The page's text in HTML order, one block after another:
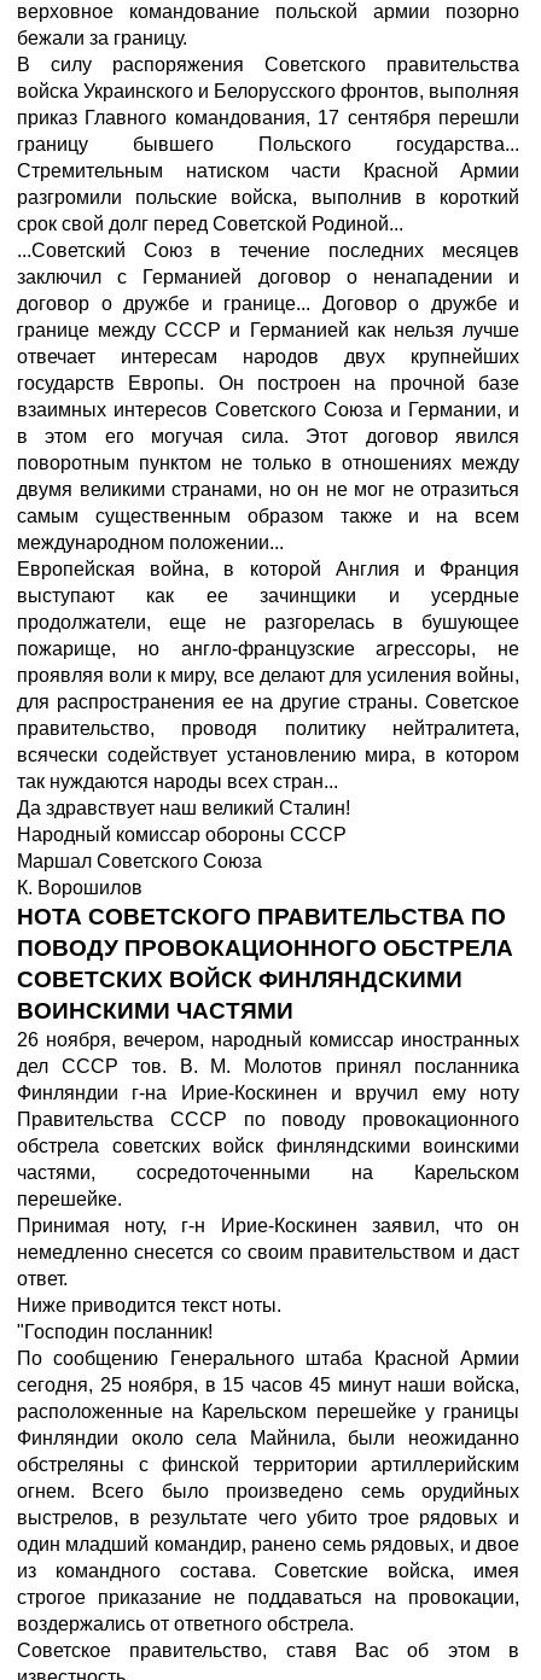
верховное командование польской армии позорно
бежали за границу.
В силу распоряжения Советского правительства
войска Украинского и Белорусского фронтов, выполняя
приказ Главного командования, 17 сентября перешли
границу бывшего Польского государства...
Стремительным натиском части Красной Армии
разгромили польские войска, выполнив в короткий
срок свой долг перед Советской Родиной...
...Советский Союз в течение последних месяцев
заключил с Германией договор о ненападении и
договор о дружбе и границе... Договор о дружбе и
границе между СССР и Германией как нельзя лучше
отвечает интересам народов двух крупнейших
государств Европы. Он построен на прочной базе
взаимных интересов Советского Союза и Германии, и
в этом его могучая сила. Этот договор явился
поворотным пунктом не только в отношениях между
двумя великими странами, но он не мог не отразиться
самым существенным образом также и на всем
международном положении...
Европейская война, в которой Англия и Франция
выступают как ее зачинщики и усердные
продолжатели, еще не разгорелась в бушующее
пожарище, но англо-французские агрессоры, не
проявляя воли к миру, все делают для усиления войны,
для распространения ее на другие страны. Советское
правительство, проводя политику нейтралитета,
всячески содействует установлению мира, в котором
так нуждаются народы всех стран...
Да здравствует наш великий Сталин!
Народный комиссар обороны СССР
Маршал Советского Союза
К. Ворошилов
НОТА СОВЕТСКОГО ПРАВИТЕЛЬСТВА ПО
ПОВОДУ ПРОВОКАЦИОННОГО ОБСТРЕЛА
СОВЕТСКИХ ВОЙСК ФИНЛЯНДСКИМИ
ВОИНСКИМИ ЧАСТЯМИ
26 ноября, вечером, народный комиссар иностранных
дел СССР тов. В. М. Молотов принял посланника
Финляндии г-на Ирие-Коскинен и вручил ему ноту
Правительства СССР по поводу провокационного
обстрела советских войск финляндскими воинскими
частями, сосредоточенными на Карельском
перешейке.
Принимая ноту, г-н Ирие-Коскинен заявил, что он
немедленно снесется со своим правительством и даст
ответ.
Ниже приводится текст ноты.
"Господин посланник!
По сообщению Генерального штаба Красной Армии
сегодня, 25 ноября, в 15 часов 45 минут наши войска,
расположенные на Карельском перешейке у границы
Финляндии около села Майнила, были неожиданно
обстреляны с финской территории артиллерийским
огнем. Всего было произведено семь орудийных
выстрелов, в результате чего убито трое рядовых и
один младший командир, ранено семь рядовых, и двое
из командного состава. Советские войска, имея
строгое приказание не поддаваться на провокации,
воздержались от ответного обстрела.
Советское правительство, ставя Вас об этом в